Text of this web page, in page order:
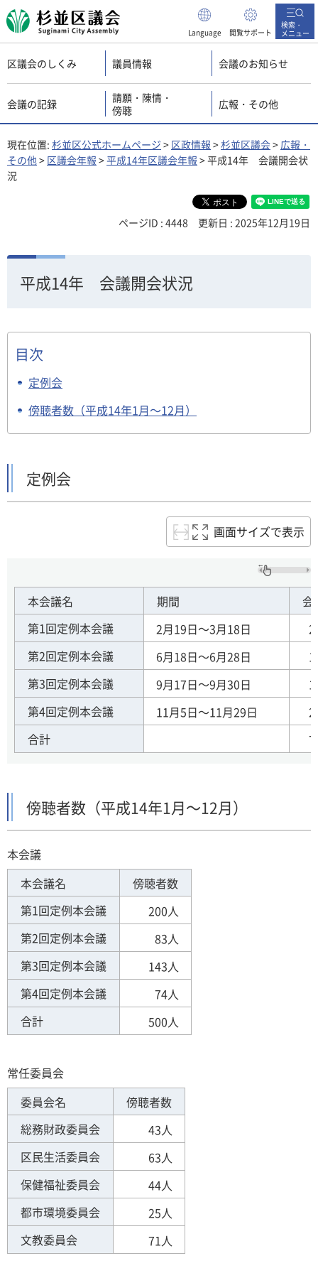
杉並区議会
Language 閲覧サポート
検索・
メニュー
区議会のしくみ 議員情報 会議のお知らせ
会議の記録
請願・陳情・
傍聴
広報・その他
現在位置: 杉並区公式ホームページ > 区政情報 >杉並区議会> 広報・
その他> 区議会年報 >平成14年区議会年報 > 平成14年 会議開会状
況
ページID : 4448 更新日 : 2025年12月19日
平成14年 会議開会状況
目次
定例会
傍聴者数（平成14年1月～12月）
定例会
画面サイズで表示
本会議名 期間
会
第1回定例本会議
2月19日～3月18日
第2回定例本会議
6月18日～6月28日
第3回定例本会議
9月17日～9月30日
第4回定例本会議
11月5日～11月29日
合計
傍聴者数（平成14年1月～12月）
本会議
本会議名
傍聴者数
第1回定例本会議
200人
第2回定例本会議
83人
第3回定例本会議
143人
第4回定例本会議
74人
合計
500人
常任委員会
委員会名
傍聴者数
総務財政委員会
43人
区民生活委員会
63人
保健福祉委員会
44人
都市環境委員会
25人
文教委員会
71人